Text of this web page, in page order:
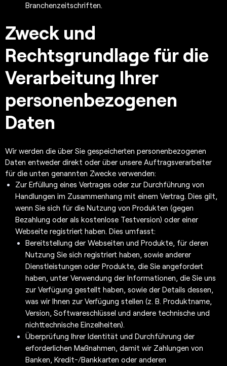
Branchenzeitschriften.
Zweck und
Rechtsgrundlage für die
Verarbeitung Ihrer
personenbezogenen
Daten
Wir werden die über Sie gespeicherten personenbezogenen
Daten entweder direkt oder über unsere Auftragsverarbeiter
für die unten genannten Zwecke verwenden:
Zur Erfüllung eines Vertrages oder zur Durchführung von
Handlungen im Zusammenhang mit einem Vertrag. Dies gilt,
wenn Sie sich für die Nutzung von Produkten (gegen
Bezahlung oder als kostenlose Testversion) oder einer
Webseite registriert haben. Dies umfasst:
Bereitstellung der Webseiten und Produkte, für deren
Nutzung Sie sich registriert haben, sowie anderer
Dienstleistungen oder Produkte, die Sie angefordert
haben, unter Verwendung der Informationen, die Sie uns
zur Verfügung gestellt haben, sowie der Details dessen,
was wir Ihnen zur Verfügung stellen (z. B. Produktname,
Version, Softwareschlüssel und andere technische und
nichttechnische Einzelheiten).
Überprüfung Ihrer Identität und Durchführung der
erforderlichen Maßnahmen, damit wir Zahlungen von
Banken, Kredit-/Bankkarten oder anderen